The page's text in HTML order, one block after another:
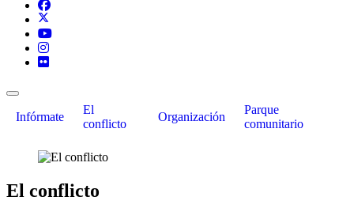
Infórmate
El
conflicto
Organización
Parque
comunitario
El conflicto